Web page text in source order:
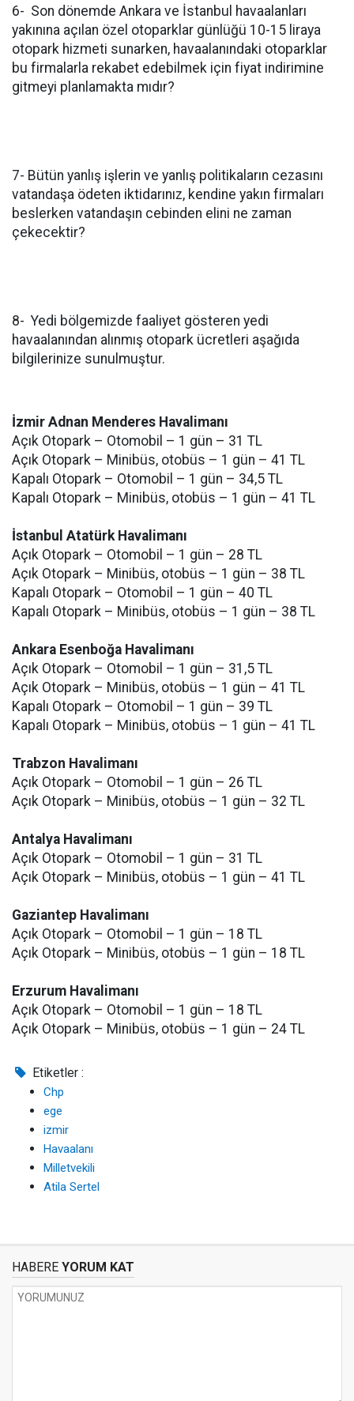
6- Son dönemde Ankara ve İstanbul havaalanları
yakınına açılan özel otoparklar günlüğü 10-15 liraya
otopark hizmeti sunarken, havaalanındaki otoparklar
bu firmalarla rekabet edebilmek için fiyat indirimine
gitmeyi planlamakta mıdır?
7- Bütün yanlış işlerin ve yanlış politikaların cezasını
vatandaşa ödeten iktidarınız, kendine yakın firmaları
beslerken vatandaşın cebinden elini ne zaman
çekecektir?
8- Yedi bölgemizde faaliyet gösteren yedi
havaalanından alınmış otopark ücretleri aşağıda
bilgilerinize sunulmuştur.
İzmir Adnan Menderes Havalimanı
Açık Otopark – Otomobil – 1 gün – 31 TL
Açık Otopark – Minibüs, otobüs – 1 gün – 41 TL
Kapalı Otopark – Otomobil – 1 gün – 34,5 TL
Kapalı Otopark – Minibüs, otobüs – 1 gün – 41 TL
İstanbul Atatürk Havalimanı
Açık Otopark – Otomobil – 1 gün – 28 TL
Açık Otopark – Minibüs, otobüs – 1 gün – 38 TL
Kapalı Otopark – Otomobil – 1 gün – 40 TL
Kapalı Otopark – Minibüs, otobüs – 1 gün – 38 TL
Ankara Esenboğa Havalimanı
Açık Otopark – Otomobil – 1 gün – 31,5 TL
Açık Otopark – Minibüs, otobüs – 1 gün – 41 TL
Kapalı Otopark – Otomobil – 1 gün – 39 TL
Kapalı Otopark – Minibüs, otobüs – 1 gün – 41 TL
Trabzon Havalimanı
Açık Otopark – Otomobil – 1 gün – 26 TL
Açık Otopark – Minibüs, otobüs – 1 gün – 32 TL
Antalya Havalimanı
Açık Otopark – Otomobil – 1 gün – 31 TL
Açık Otopark – Minibüs, otobüs – 1 gün – 41 TL
Gaziantep Havalimanı
Açık Otopark – Otomobil – 1 gün – 18 TL
Açık Otopark – Minibüs, otobüs – 1 gün – 18 TL
Erzurum Havalimanı
Açık Otopark – Otomobil – 1 gün – 18 TL
Açık Otopark – Minibüs, otobüs – 1 gün – 24 TL
Etiketler :
Chp
ege
izmir
Havaalanı
Milletvekili
Atila Sertel
HABERE YORUM KAT